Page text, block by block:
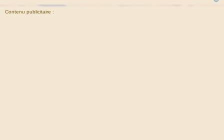
Contenu publicitaire :